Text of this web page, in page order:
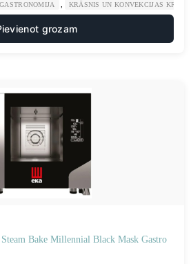
GASTRONOMIJA KRĀSNIS UN KONVEKCIJAS
grozam
Bake Millennial Black Mask Gastro